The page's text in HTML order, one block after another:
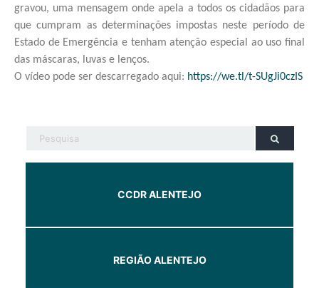
gravou, uma mensagem onde apela a todos os cidadãos para
que cumpram as determinações impostas neste período de
Estado de Emergência e tenham atenção especial ao uso final
das máscaras, luvas e lenços.
O vídeo pode ser descarregado aqui: https://we.tl/t-SUgJi0czIS
CCDR ALENTEJO
REGIÃO ALENTEJO